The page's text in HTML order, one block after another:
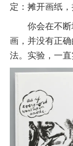
定：摊开画纸
你会在不断
画，并没有正
法。实验，一